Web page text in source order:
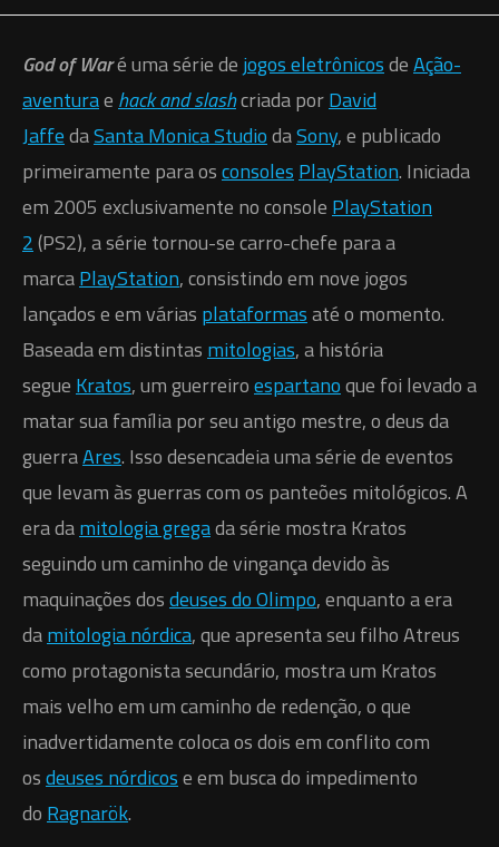
Fonte: Need4Games
God of Waré uma série dejogos eletrônicosdeAção-
aventuraehack and slash criada por David
JaffedaSanta Monica StudiodaSony, e publicado
primeiramente para osconsolesPlayStation. Iniciada
em 2005 exclusivamente no consolePlayStation
2(PS2), a série tornou-se carro-chefe para a
marca PlayStation, consistindo em nove jogos
lançados e em váriasplataformasaté o momento.
Baseada em distintas mitologias, a história
segueKratos, um guerreiroespartanoque foi levado a
matar sua família por seu antigo mestre, o deus da
guerraAres. Isso desencadeia uma série de eventos
que levam às guerras com os panteões mitológicos. A
era damitologia gregada série mostra Kratos
seguindo um caminho de vingança devido às
maquinações dosdeuses do Olimpo, enquanto a era
damitologia nórdica , que apresenta seu filho Atreus
como protagonista secundário, mostra um Kratos